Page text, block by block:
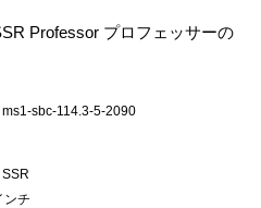
Professor プロフェッサーの
sbc-114.3-5-2090
ンチ